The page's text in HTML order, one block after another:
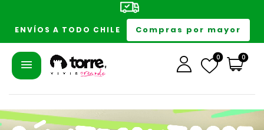
ENVÍOS A TODO CHILE Compras por mayor
0 0